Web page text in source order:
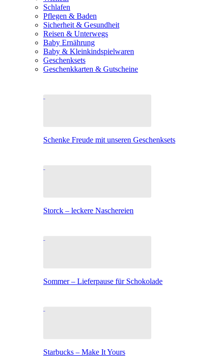
Schlafen
Pflegen & Baden
Sicherheit & Gesundheit
Reisen & Unterwegs
Baby Ernährung
Baby & Kleinkindspielwaren
Geschenksets
Geschenkkarten & Gutscheine
Schenke Freude mit unseren Geschenksets
Storck – leckere Naschereien
Sommer – Lieferpause für Schokolade
Starbucks – Make It Yours